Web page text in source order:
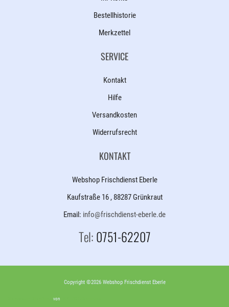
Bestellhistorie
Merkzettel
SERVICE
Kontakt
Hilfe
Versandkosten
Widerrufsrecht
KONTAKT
Webshop Frischdienst Eberle
Kaufstraße 16 , 88287 Grünkraut
Email: info@frischdienst-eberle.de
Tel:0751-62207
Copyright ©2026 Webshop Frischdienst Eberle
von